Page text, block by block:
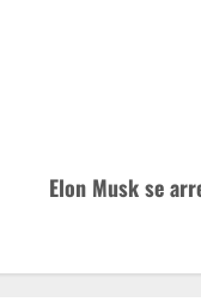
Elon Musk se